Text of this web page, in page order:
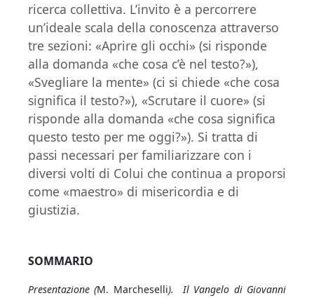
ricerca collettiva. L’invito è a percorrere
un’ideale scala della conoscenza attraverso
tre sezioni: «Aprire gli occhi» (si risponde
alla domanda «che cosa c’è nel testo?»),
«Svegliare la mente» (ci si chiede «che cosa
significa il testo?»), «Scrutare il cuore» (si
risponde alla domanda «che cosa significa
questo testo per me oggi?»). Si tratta di
passi necessari per familiarizzare con i
diversi volti di Colui che continua a proporsi
come «maestro» di misericordia e di
giustizia.
SOMMARIO
Presentazione (M. Marcheselli). Il Vangelo di Giovanni